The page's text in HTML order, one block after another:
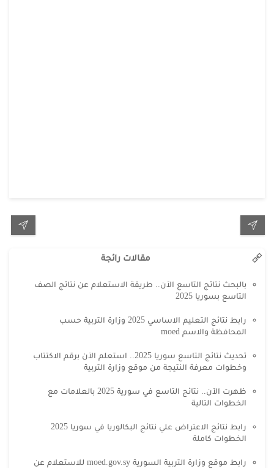
مقالات رائجة
بالبحث نتائج التاسع الآن.. طريقة الاستعلام عن نتائج الصف
التاسع بسوريا 2025
رابط نتائج التعليم الاساسي 2025 وزارة التربية حسب
المحافظة والاسم moed
تحديث نتائج التاسع سوريا 2025.. استعلم الآن برقم الاكتتاب
وخطوات معرفة النتيجة من موقع وزارة التربية
ظهرت الآن.. نتائج التاسع في سورية 2025 بالعلامات مع
الخطوات التالية
رابط نتائج الاعتراض علي نتائج البكالوريا في سوريا 2025
الخطوات كاملة
رابط موقع وزارة التربية السورية moed.gov.sy للاستعلام عن